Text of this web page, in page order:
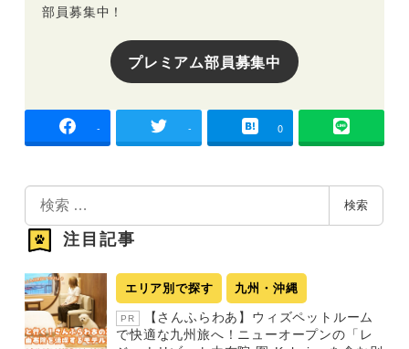
部員募集中！
プレミアム部員募集中
- - 0
検
索
検索
注目記事
エリア別で探す 九州・沖縄
PR
【さんふらわあ】ウィズペットルーム
で快適な九州旅へ！ニューオープンの「レ